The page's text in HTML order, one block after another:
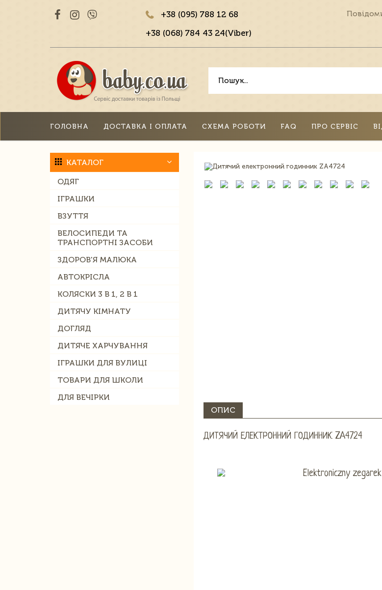
+38 (095) 788 12 68
+38 (068) 784 43 24(Viber)
ГОЛОВНА ДОСТАВКА І ОПЛАТА СХЕМА РОБОТИ FAQ ПРО СЕРВІС
КАТАЛОГ
ОДЯГ
ІГРАШКИ
ВЗУТТЯ
ВЕЛОСИПЕДИ ТА
ТРАНСПОРТНІ ЗАСОБИ
ЗДОРОВ'Я МАЛЮКА
АВТОКРІСЛА
КОЛЯСКИ 3 В 1, 2 В 1
ДИТЯЧУ КІМНАТУ
ДОГЛЯД
ДИТЯЧЕ ХАРЧУВАННЯ
ІГРАШКИ ДЛЯ ВУЛИЦІ
ТОВАРИ ДЛЯ ШКОЛИ
ДЛЯ ВЕЧІРКИ
ОПИС
ДИТЯЧИЙ ЕЛЕКТРОННИЙ ГОДИННИК ZA4724